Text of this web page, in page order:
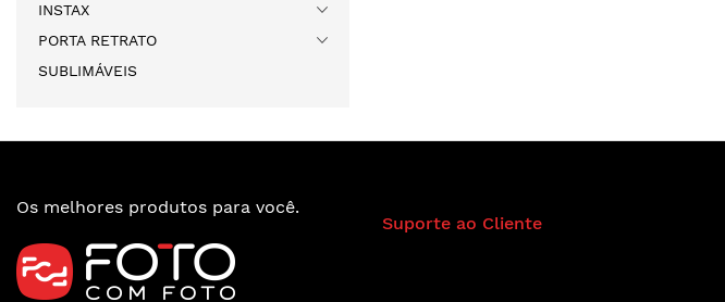
INSTAX
PORTA RETRATO
SUBLIMÁVEIS
Os melhores produtos para você.
Suporte ao Cliente